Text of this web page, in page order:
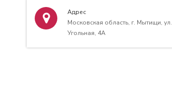
Адрес
Московская область, г. Мытищи, ул.
Угольная, 4А